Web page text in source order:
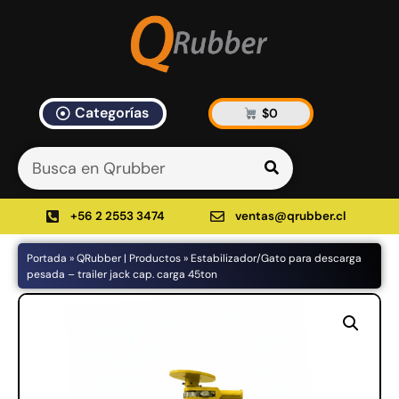
Categorías $0
+56 2 2553 3474 ventas@qrubber.cl
Portada »QRubber | Productos» Estabilizador/Gato para descarga
pesada – trailer jack cap. carga 45ton
Artículos Blog
535 results found in 10ms
Filtrar
Productos